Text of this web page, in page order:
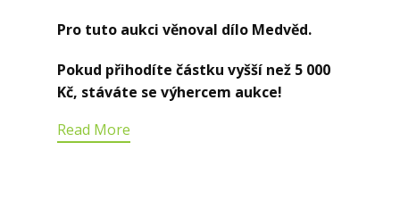
Pro tuto aukci věnoval dílo Medvěd.
Pokud přihodíte částku vyšší než 5 000
Kč, stáváte se výhercem aukce!
Read More